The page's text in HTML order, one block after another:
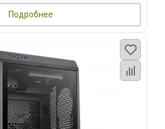
Подробнее